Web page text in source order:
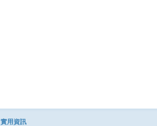
實用資訊